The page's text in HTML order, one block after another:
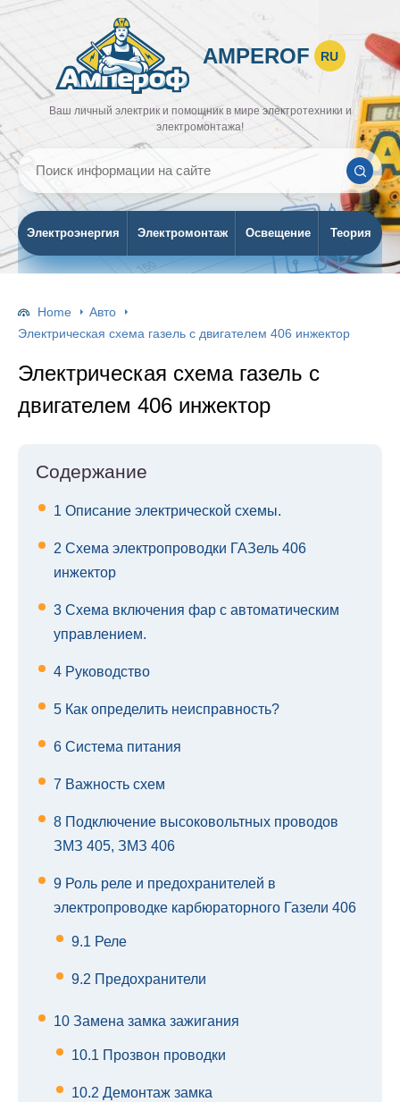
AMPEROF RU
Ваш личный электрик и помощник в мире электротехники и
электромонтажа!
Электроэнергия Электромонтаж Освещение Теория
Home
Авто
Электрическая схема газель с двигателем 406 инжектор
Электрическая схема газель с
двигателем 406 инжектор
Содержание
1 Описание электрической схемы.
2 Схема электропроводки ГАЗель 406
инжектор
3 Схема включения фар с автоматическим
управлением.
4 Руководство
5 Как определить неисправность?
6 Система питания
7 Важность схем
8 Подключение высоковольтных проводов
ЗМЗ 405, ЗМЗ 406
9 Роль реле и предохранителей в
электропроводке карбюраторного Газели 406
9.1 Реле
9.2 Предохранители
10 Замена замка зажигания
10.1 Прозвон проводки
10.2 Демонтаж замка